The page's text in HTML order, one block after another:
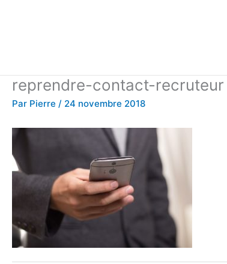
reprendre-contact-recruteur
Par Pierre / 24 novembre 2018